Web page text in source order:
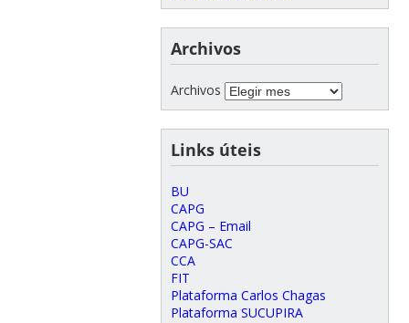
Archivos
Archivos
Links úteis
BU
CAPG
CAPG – Email
CAPG-SAC
CCA
FIT
Plataforma Carlos Chagas
Plataforma SUCUPIRA